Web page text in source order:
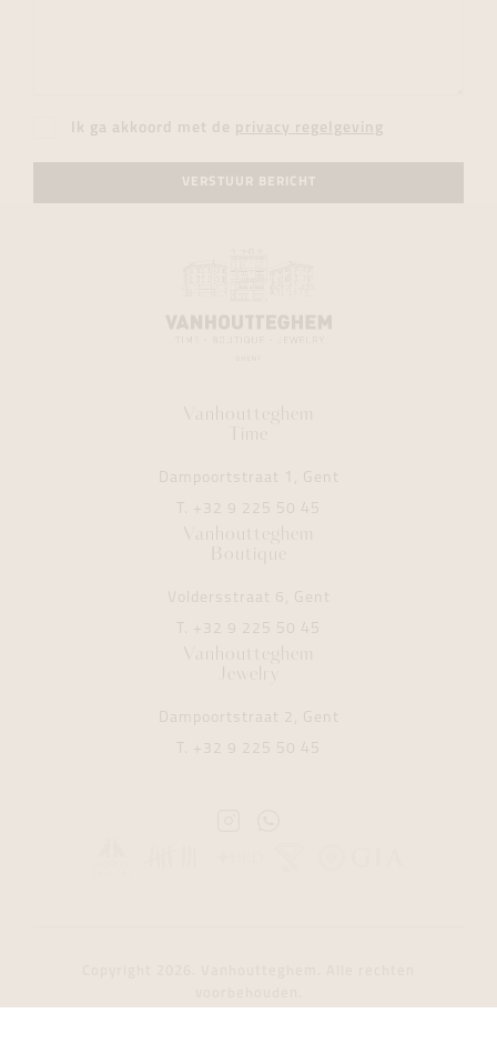
Ik ga akkoord met de privacy regelgeving
VERSTUUR BERICHT
Vanhoutteghem
Time
Dampoortstraat 1, Gent
T. +32 9 225 50 45
Vanhoutteghem
Boutique
Voldersstraat 6, Gent
T. +32 9 225 50 45
Vanhoutteghem
Jewelry
Dampoortstraat 2, Gent
T. +32 9 225 50 45